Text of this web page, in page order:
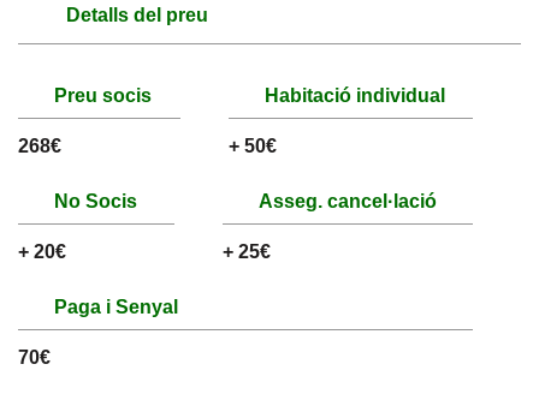
Detalls del preu
Preu socis
268€
Habitació individual
+ 50€
No Socis
+ 20€
Asseg. cancel·lació
+ 25€
Paga i Senyal
70€